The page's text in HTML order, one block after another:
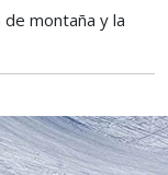
montaña y la